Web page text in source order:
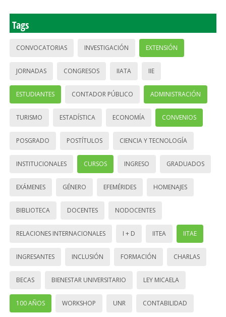
Tags
CONVOCATORIAS INVESTIGACIÓN EXTENSIÓN
JORNADAS CONGRESOS IIATA IIE
ESTUDIANTES CONTADOR PÚBLICO ADMINISTRACIÓN
TURISMO ESTADÍSTICA ECONOMÍA CONVENIOS
POSGRADO POSTÍTULOS CIENCIA Y TECNOLOGÍA
INSTITUCIONALES CURSOS INGRESO GRADUADOS
EXÁMENES GÉNERO EFEMÉRIDES HOMENAJES
BIBLIOTECA DOCENTES NODOCENTES
RELACIONES INTERNACIONALES I + D IITEA IITAE
INGRESANTES INCLUSIÓN FORMACIÓN CHARLAS
BECAS BIENESTAR UNIVERSITARIO LEY MICAELA
100 AÑOS WORKSHOP UNR CONTABILIDAD